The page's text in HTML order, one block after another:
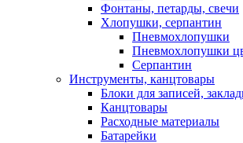
Фонтаны, петарды, свечи
Хлопушки, серпантин
Пневмохлопушки
Пневмохлопушки
Серпантин
Инструменты, канцтовары
Блоки для записей,
Канцтовары
Расходные материалы
Батарейки